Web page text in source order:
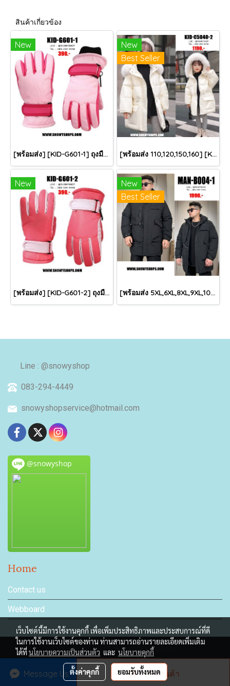
สั่งซื้อสินค้า
Message Us
สินค้าเกี่ยวข้อง
New
[พร้อมส่ง] [KID-G601-1] ถุงมือกันหนาวเด็กสีชมพูอ่อน ซับขนด้านใน ใส่กันหนาวเล่นหิมะได้ (เหมาะสำหรับเด็ก 3-5ขวบ)
New
Best Seller
[พร้อมส่ง 110,120,150,160] [KID-C5040-2] เสื้อโค้ทกันหนาวเด็กขนเป็ดสีขาว แขนยาว มีกระเป๋าสองข้าง แบบซิปด้านหน้า หมวกฮู้ดติดเฟอร์ฟรุ้งฟริ้งใส่ติดลบกันหนาว เล่นหิมะได้ค่ะ
New
[พร้อมส่ง] [KID-G601-2] ถุงมือกันหนาวเด็กสีชมพูเข้ม ซับขนด้านใน ใส่กันหนาวเล่นหิมะได้ (เหมาะสำหรับเด็ก 3-5ขวบ)
New
Best Seller
[พร้อมส่ง 5XL,6XL,8XL,9XL,10XL] [Man-B004-1] Down Jackets BigSize เสื้อโค้ทขนเป็ดกันหนาวสีดำชายไซด์ใหญ่ มีหมวกฮู้ด ซิปด้านหน้า กันน้ำ ใส่กันหนาวติดลบได้อย่างดี
Line : @snowyshop
083-294-4449
snowyshopservice@hotmail.com
@snowyshop
Home
Contact us
Webboard
Copyright by makewebeasy.com
ผู้เข้าชมวันนี้ 3,098
เว็บไซต์นี้มีการใช้งานคุกกี้ เพื่อเพิ่มประสิทธิภาพและประสบการณ์ที่ดี
ในการใช้งานเว็บไซต์ของท่าน ท่านสามารถอ่านรายละเอียดเพิ่มเติม
ได้ที่นโยบายความเป็นส่วนตัว และ นโยบายคุกกี้
ตั้งค่าคุกกี้ ยอมรับทั้งหมด